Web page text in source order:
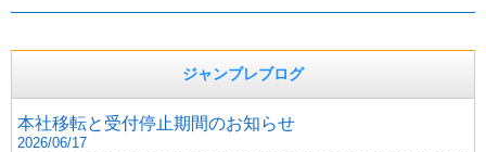
ジャンブレブログ
本社移転と受付停止期間のお知らせ
2026/06/17